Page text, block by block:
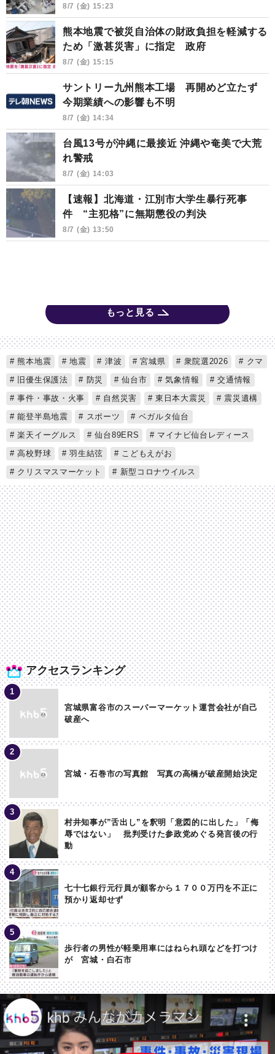
8/7 (金) 15:23
熊本地震で被災自治体の財政負担を軽減する
ため「激甚災害」に指定 政府
8/7 (金) 15:15
サントリー九州熊本工場 再開めど立たず
今期業績への影響も不明
8/7 (金) 14:34
台風13号が沖縄に最接近 沖縄や奄美で大荒
れ警戒
8/7 (金) 14:03
【速報】北海道・江別市大学生暴行死事
件 “主犯格”に無期懲役の判決
8/7 (金) 13:50
もっと見る
アクセスランキング
宮城県富谷市のスーパーマーケット運営会社が自己
破産へ
宮城・石巻市の写真館 写真の高橋が破産開始決定
村井知事が”舌出し”を釈明「意図的に出した」「侮
辱ではない」 批判受けた参政党めぐる発言後の行
動
七十七銀行元行員が顧客から１７００万円を不正に
預かり返却せず
歩行者の男性が軽乗用車にはねられ頭などを打つけ
が 宮城・白石市
熊本地震 地震 津波 宮城県 衆院選2026
クマ
旧優生保護法
防災 仙台市 気象情報
交通情報
事件・事故・火事
自然災害 東日本大震災
震災遺構
能登半島地震
スポーツ
ベガルタ仙台
楽天イーグルス
仙台89ERS
マイナビ仙台レディース
高校野球
羽生結弦
こどもえがお
クリスマスマーケット
新型コロナウイルス